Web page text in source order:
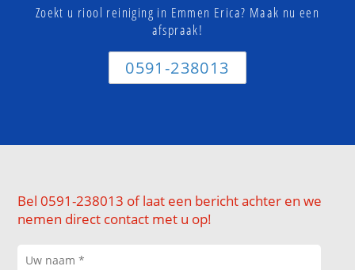
Zoekt u riool reiniging in Emmen Erica? Maak nu een
afspraak!
0591-238013
Bel 0591-238013 of laat een bericht achter en we
nemen direct contact met u op!